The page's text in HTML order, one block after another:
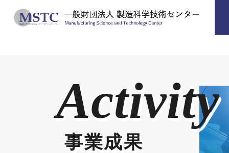
事業成果